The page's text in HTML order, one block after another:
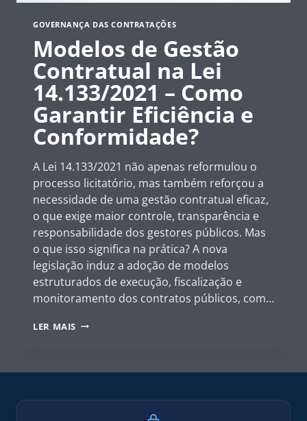
GOVERNANÇA DAS CONTRATAÇÕES
Modelos de Gestão
Contratual na Lei
14.133/2021 – Como
Garantir Eficiência e
Conformidade?
A Lei 14.133/2021 não apenas reformulou o
processo licitatório, mas também reforçou a
necessidade de uma gestão contratual eficaz,
o que exige maior controle, transparência e
responsabilidade dos gestores públicos. Mas
o que isso significa na prática? A nova
legislação induz a adoção de modelos
estruturados de execução, fiscalização e
monitoramento dos contratos públicos, com…
LER MAIS MODELOS
NA
14.133/2021